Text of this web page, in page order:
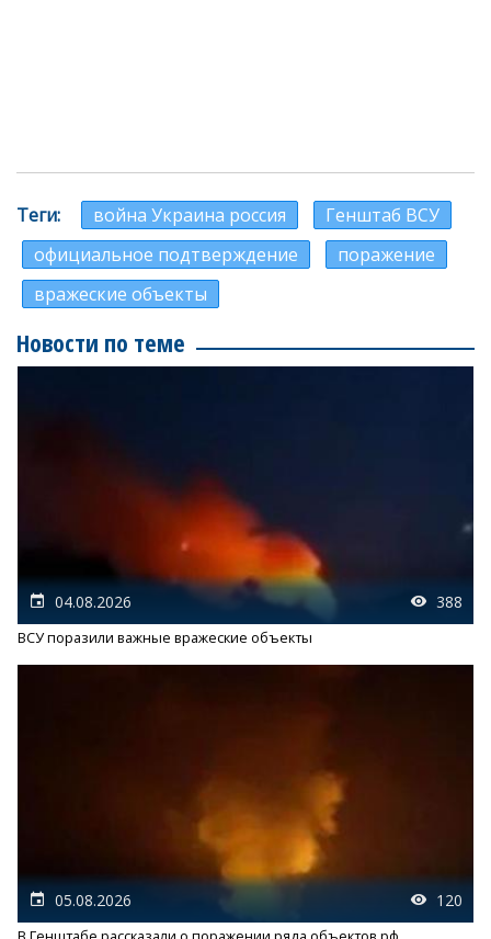
Теги война Украина россия
Генштаб ВСУ
официальное подтверждение
поражение
вражеские объекты
Новости по теме
04.08.2026 388
ВСУ поразили важные вражеские объекты
05.08.2026 120